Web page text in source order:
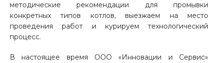
методические рекомендации для промывки
конкретных типов котлов, выезжаем на место
проведения работ и курируем технологический
процесс.
В настоящее время ООО «Инновации и Сервис»